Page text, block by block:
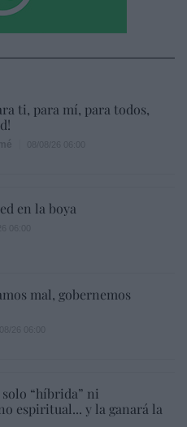
ti, para mí, para todos,
en la boya
mal, gobernemos
“híbrida” ni
espiritual... y la ganará la